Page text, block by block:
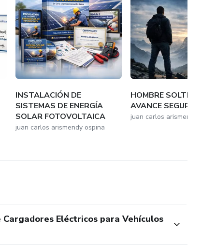
INSTALACIÓN DE
SISTEMAS DE ENERGÍA
SOLAR FOTOVOLTAICA
juan carlos arismendy ospina
HOMBRE SOLTERO,
AVANCE SEGURO
juan carlos arismendy ospina
Eléctricos para Vehículos